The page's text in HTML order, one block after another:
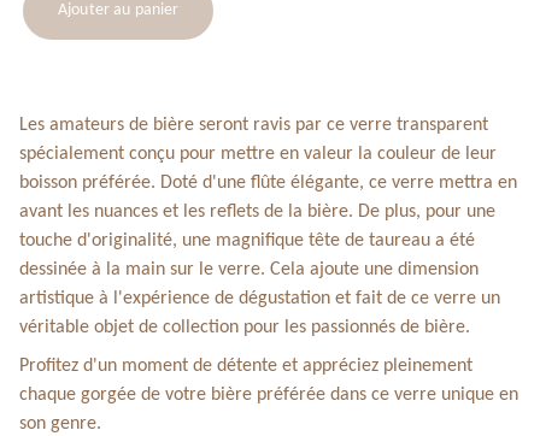
Ajouter au panier
Les amateurs de bière seront ravis par ce verre transparent
spécialement conçu pour mettre en valeur la couleur de leur
boisson préférée. Doté d'une flûte élégante, ce verre mettra en
avant les nuances et les reflets de la bière. De plus, pour une
touche d'originalité, une magnifique tête de taureau a été
dessinée à la main sur le verre. Cela ajoute une dimension
artistique à l'expérience de dégustation et fait de ce verre un
véritable objet de collection pour les passionnés de bière.
Profitez d'un moment de détente et appréciez pleinement
chaque gorgée de votre bière préférée dans ce verre unique en
son genre.